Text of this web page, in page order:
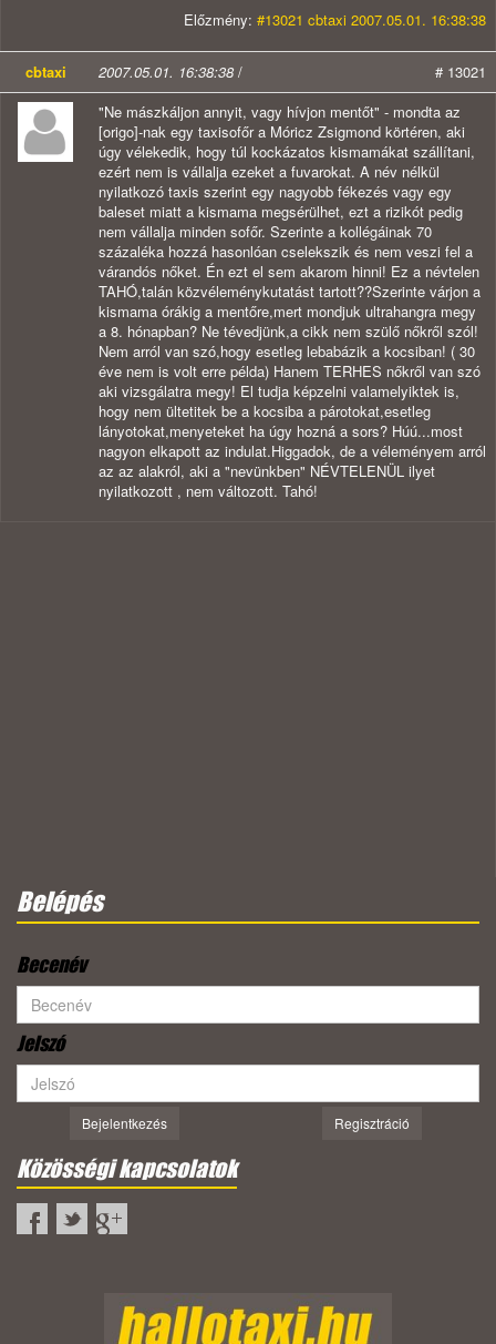
Előzmény: #13021 cbtaxi 2007.05.01. 16:38:38
cbtaxi 2007.05.01. 16:38:38 /
# 13021
"Ne mászkáljon annyit, vagy hívjon mentőt" - mondta az
[origo]-nak egy taxisofőr a Móricz Zsigmond körtéren, aki
úgy vélekedik, hogy túl kockázatos kismamákat szállítani,
ezért nem is vállalja ezeket a fuvarokat. A név nélkül
nyilatkozó taxis szerint egy nagyobb fékezés vagy egy
baleset miatt a kismama megsérülhet, ezt a rizikót pedig
nem vállalja minden sofőr. Szerinte a kollégáinak 70
százaléka hozzá hasonlóan cselekszik és nem veszi fel a
várandós nőket. Én ezt el sem akarom hinni! Ez a névtelen
TAHÓ,talán közvéleménykutatást tartott??Szerinte várjon a
kismama órákig a mentőre,mert mondjuk ultrahangra megy
a 8. hónapban? Ne tévedjünk,a cikk nem szülő nőkről szól!
Nem arról van szó,hogy esetleg lebabázik a kocsiban! ( 30
éve nem is volt erre példa) Hanem TERHES nőkről van szó
aki vizsgálatra megy! El tudja képzelni valamelyiktek is,
hogy nem ültetitek be a kocsiba a párotokat,esetleg
lányotokat,menyeteket ha úgy hozná a sors? Húú...most
nagyon elkapott az indulat.Higgadok, de a véleményem arról
az az alakról, aki a "nevünkben" NÉVTELENÜL ilyet
nyilatkozott , nem változott. Tahó!
Belépés
Becenév
Jelszó
Bejelentkezés Regisztráció
Közösségi kapcsolatok